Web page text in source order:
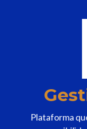
Plataforma